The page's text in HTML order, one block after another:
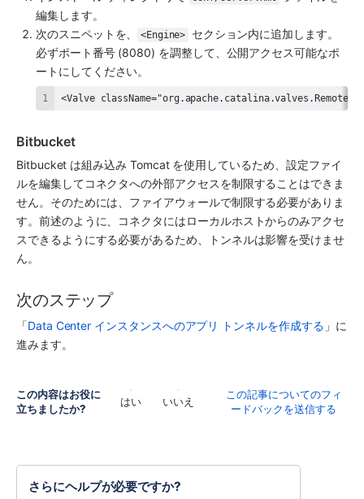
編集します。
次のスニペットを、
<Engine>
セクション内に追加します。
必ずポート番号 (8080) を調整して、公開アクセス可能なポ
ートにしてください。
<Valve
Bitbucket
Bitbucket は組み込み Tomcat を使用しているため、設定ファイ
ルを編集してコネクタへの外部アクセスを制限することはできま
せん。そのためには、ファイアウォールで制限する必要がありま
す。前述のように、コネクタにはローカルホストからのみアクセ
スできるようにする必要があるため、トンネルは影響を受けませ
ん。
次のステップ
「Data Center インスタンスへのアプリ トンネルを作成する 」に
進みます。
この内容はお役に
立ちましたか?
はい いいえ
この記事についてのフィ
ードバックを送信する
さらにヘルプが必要ですか?